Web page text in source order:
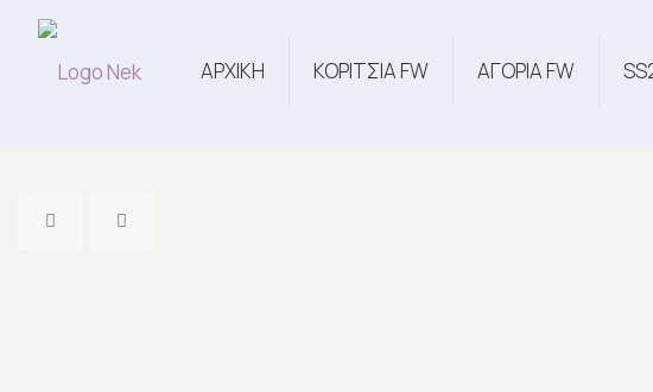
ΑΡΧΙΚΗ ΚΟΡΙΤΣΙΑ FW ΑΓΟΡΙΑ FW